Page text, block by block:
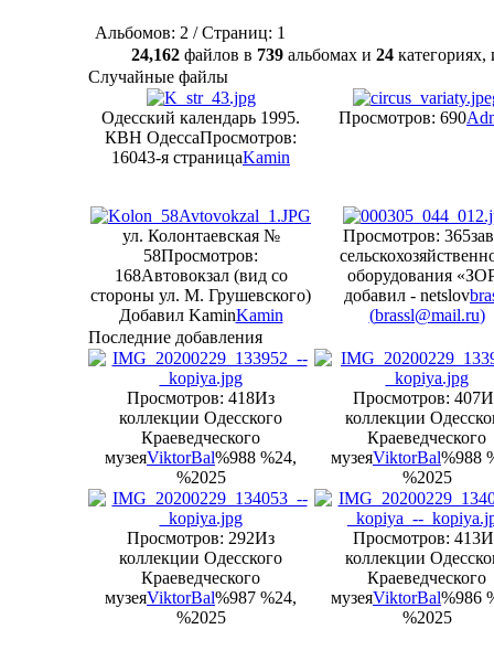
Альбомов: 2 / Страниц: 1
24,162 файлов в 739 альбомах и 24
Случайные файлы
Одесский календарь 1995.
КВН ОдессаПросмотров:
16043-я страницаKamin
Просмотров: 690
ул. Колонтаевская №
58Просмотров:
168Автовокзал (вид со
стороны ул. М. Грушевского)
Добавил KaminKamin
Просмотров: 365
оборудования
добавил - netslov
(brassl@mail.ru)
Последние добавления
Просмотров: 418Из
коллекции Одесского
Краеведческого
музеяViktorBal%988 %24,
%2025
Просмотров: 407
коллекции
Краеведческого
музеяViktorBal%988
%2025
Просмотров: 292Из
коллекции Одесского
Краеведческого
музеяViktorBal%987 %24,
%2025
Просмотров: 413
коллекции
Краеведческого
музеяViktorBal%986
%2025